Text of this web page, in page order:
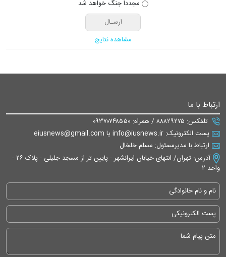
مجددا جنگ خواهد شد
مشاهده نتایج
ارتباط با ما
تلفکس: ۸۸۸۲۹۲۷۵ / همراه: ۰۹۳۷۰۷۴۸۵۵۰
پست الکترونیک: info@iusnews.ir یا eiusnews@gmail.com
ارتباط با مدیرمسئول: مسلم خلخال
آدرس: تهران/ انتهای خیابان ایرانشهر - پایین تر از مسجد جلیلی - پلاک ۲۶ -
واحد ۲